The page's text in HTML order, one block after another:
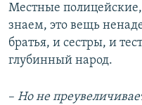
Местные
знаем, это вещь
братья, и сестры, и
глубинный народ.
– Но не